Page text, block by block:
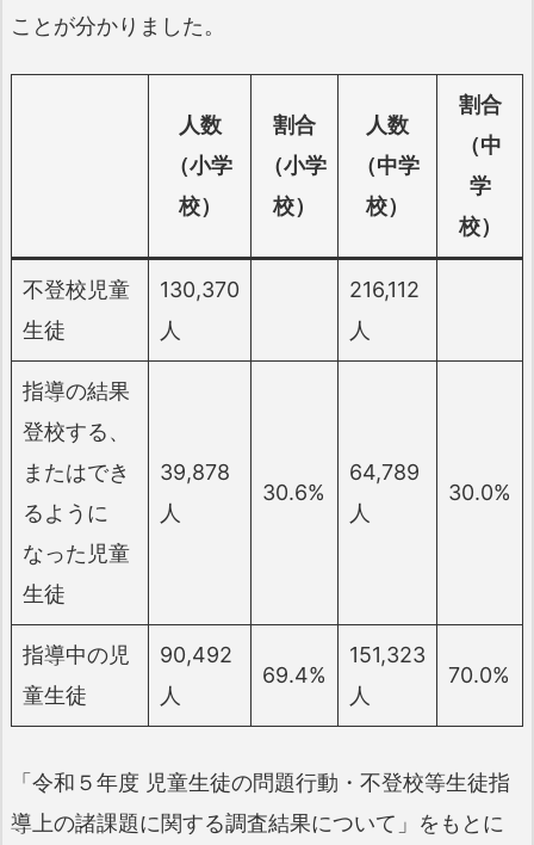
ことが分かりました。
人数
（小学
校）
割合
（小学
校）
人数
（中学
校）
割合
（中
学
校）
不登校児童
生徒
130,370
人
216,112
人
指導の結果
登校する、
またはでき
るように
なった児童
生徒
39,878
人
30.6%
64,789
人
30.0%
指導中の児
童生徒
90,492
人
69.4%
151,323
人
70.0%
「令和５年度 児童生徒の問題行動・不登校等生徒指
導上の諸課題に関する調査結果について」をもとに